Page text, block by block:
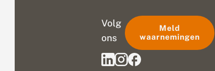
Volg
ons
Meld
waarnemingen